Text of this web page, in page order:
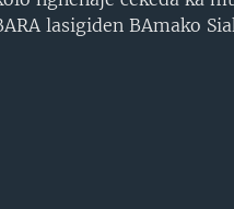
lasigiden BAmako